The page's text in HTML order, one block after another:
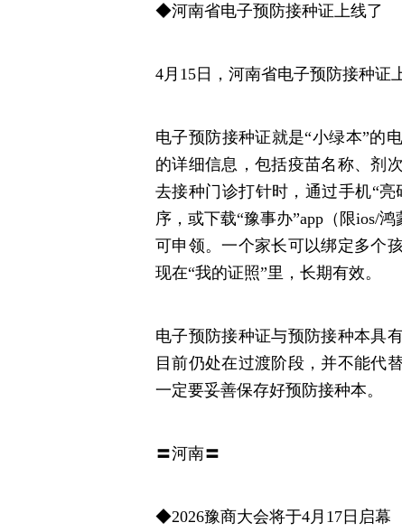
◆河南省电子预防接种证上线了
4月15日，河南省电子预防接种证
电子预防接种证就是“小绿本”的
的详细信息，包括疫苗名称、剂
去接种门诊打针时，通过手机“
序，或下载“豫事办”app（限ios/
可申领。一个家长可以绑定多个
现在“我的证照”里，长期有效。
电子预防接种证与预防接种本具
目前仍处在过渡阶段，并不能代
一定要妥善保存好预防接种本。
〓河南〓
◆2026豫商大会将于4月17日启幕